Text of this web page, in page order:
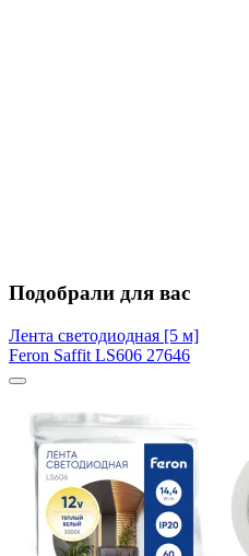
Подобрали для вас
Лента светодиодная [5 м]
Feron Saffit LS606 27646